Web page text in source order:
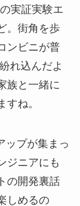
実証実験エ
。街角を歩
ンビニが普
れ込んだよ
族と一緒に
ね。
ップが集まっ
ジニアにも
の開発裏話
しめるの